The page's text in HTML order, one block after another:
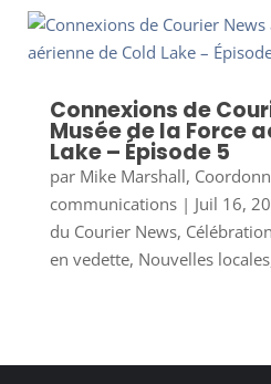
Connexions de
Musée de la Force
Lake – Épisode 5
par Mike Marshall,
communications| Juil 16,
du Courier News,
en vedette, Nouvelles locales